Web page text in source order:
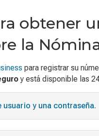
obtener
la
para registrar su
y está disponible las
usuario y una contraseña.